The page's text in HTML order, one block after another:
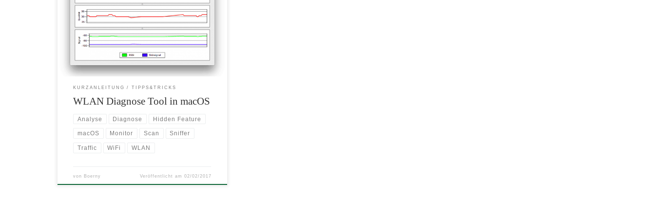
In macOS gibt es schon seit geraumer Zeit ein
nützliches Werkzeug zur Analyse des WLAN
Netzwerkes. Doch kaum einer kennt es, denn es
versteckt sich hinter dem WLAN Menu Item.
KURZANLEITUNG TIPPS&TRICKS
WLAN Diagnose Tool in macOS
Analyse Diagnose Hidden Feature
macOS Monitor Scan Sniffer
Traffic WiFi WLAN
von Boerny Veröffentlicht am 02/02/2017